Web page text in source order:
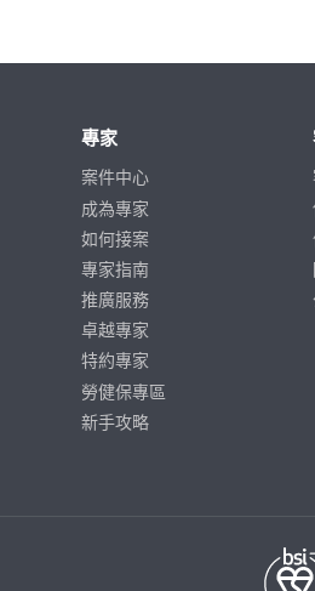
專家
案件中心
成為專家
如何接案
專家指南
推廣服務
卓越專家
特約專家
勞健保專區
新手攻略